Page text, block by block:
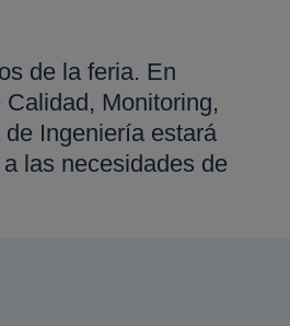
de la feria. En
Monitoring,
Ingeniería estará
las necesidades de